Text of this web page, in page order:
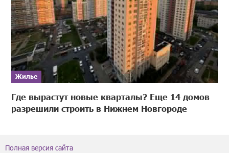
Жилье
Где вырастут новые кварталы? Еще 14 домов
разрешили строить в Нижнем Новгороде
Полная версия сайта